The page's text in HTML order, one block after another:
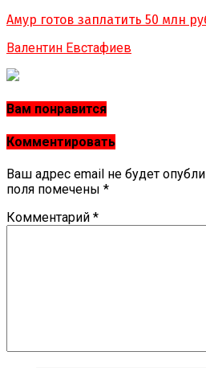
Амур готов заплатить 50 млн
Валентин Евстафиев
Вам понравится
Комментировать
Ваш адрес email не будет
поля помечены *
Комментарий *